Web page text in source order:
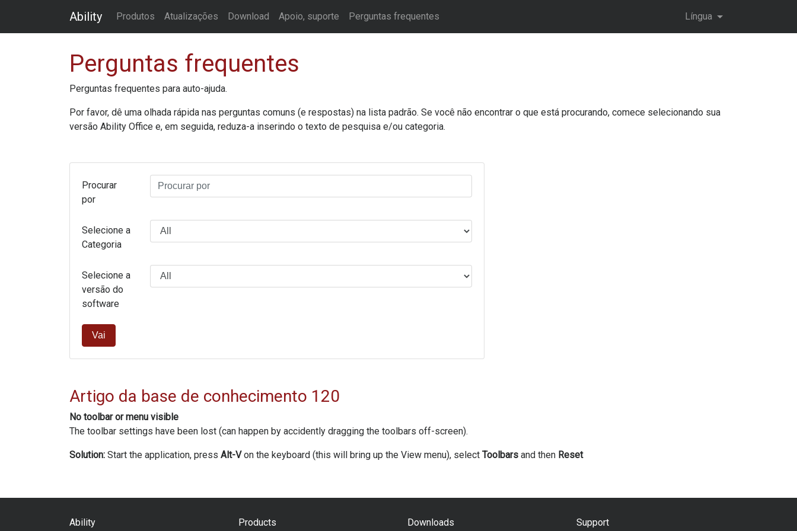
Ability Produtos Atualizações Download Apoio, suporte Perguntas frequentes Língua
Perguntas frequentes
Perguntas frequentes para auto-ajuda.
Por favor, dê uma olhada rápida nas perguntas comuns (e respostas) na lista padrão. Se você não encontrar o que está procurando, comece selecionando sua
versão Ability Office e, em seguida, reduza-a inserindo o texto de pesquisa e/ou categoria.
Procurar
por
Selecione a
Categoria
Selecione a
versão do
software
Vai
Artigo da base de conhecimento 120
No toolbar or menu visible
The toolbar settings have been lost (can happen by accidently dragging the toolbars off-screen).
Solution: Start the application, press Alt-Von the keyboard (this will bring up the View menu), select Toolbars and then Reset
Ability Products Downloads Support